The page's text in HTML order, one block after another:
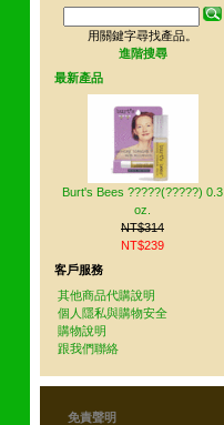
用關鍵字尋找產品。
進階搜尋
最新產品
Burt's Bees ?????(?????) 0.3
oz.
NT$314
NT$239
客戶服務
其他商品代購說明
個人隱私與購物安全
購物說明
跟我們聯絡
免責聲明